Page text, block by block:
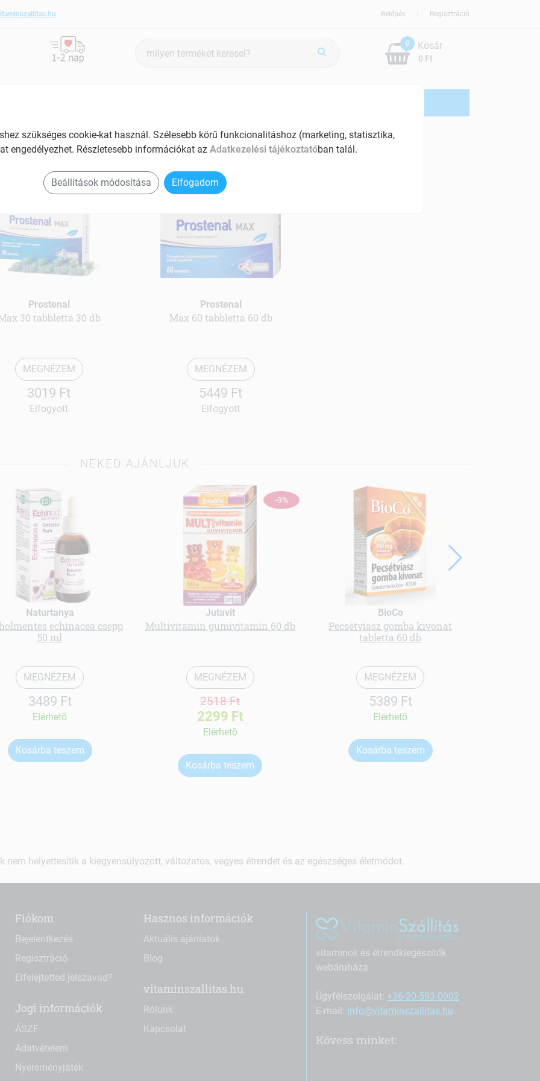
Regisztráció
Belépés
keresés
0
0 Ft
Kosár
Prostenal
30 tabbletta 30 db
MEGNÉZEM
3019 Ft
Elfogyott
Prostenal
Max 60 tabbletta 60 db
MEGNÉZEM
5449 Ft
Elfogyott
NEKED AJÁNLJUK
Naturtanya
echinacea csepp
50 ml
MEGNÉZEM
3489 Ft
Elérhetõ
Kosárba teszem
-9%
Jutavit
Multivitamin gumivitamin 60 db
MEGNÉZEM
2518 Ft
2299 Ft
Elérhetõ
Kosárba teszem
BioCo
Pecsétviasz gomba kivonat
tabletta 60 db
MEGNÉZEM
5389 Ft
Elérhetõ
Kosárba teszem
nem helyettesítik a kiegyensúlyozott, változatos, vegyes étrendet és az egészséges életmódot.
Fiókom
Bejelentkezés
Regisztráció
Elfelejtetted jelszavad?
Jogi információk
ÁSZF
Adatvételem
Nyereményjáték
Hasznos információk
Aktuális ajánlatok
Blog
vitaminszallitas.hu
Rólunk
Kapcsolat
vitaminok és étrendkiegészítők
webáruháza
Ügyfélszolgálat: +36-20-593-0902
E-mail: info@vitaminszallitas.hu
Kövess minket:
szükséges cookie-kat használ. Szélesebb körű funkcionalitáshoz (marketing, statisztika,
engedélyezhet. Részletesebb információkat az Adatkezelési tájékoztatóban talál.
Beállítások módosítása Elfogadom